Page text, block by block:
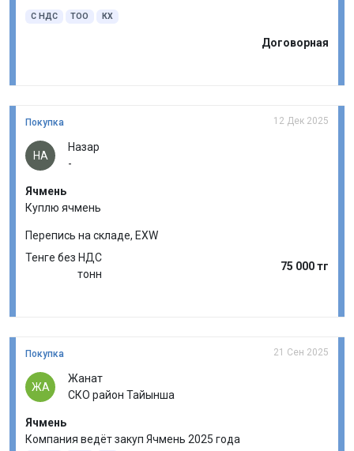
С НДС ТОО КХ
Договорная
Покупка 12 Дек 2025
НА
Назар
-
Ячмень
Куплю ячмень
Перепись на складе, EXW
Тенге без НДС
тонн
75 000 тг
Покупка 21 Сен 2025
ЖА
Жанат
СКО район Тайынша
Ячмень
Компания ведёт закуп Ячмень 2025 года